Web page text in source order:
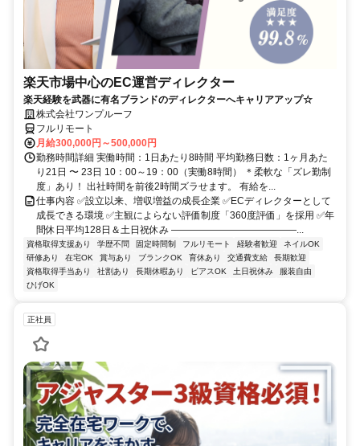
楽天市場中心のEC運営ディレクター
楽天経験を武器に有名ブランドのディレクターへキャリアアップ☆
株式会社ワンプルーフ
フルリモート
月給300,000円～500,000円
勤務時間詳細 実働時間：1日あたり8時間 平均勤務日数：1ヶ月あた
り21日 〜 23日 10：00～19：00（実働8時間） ＊柔軟な「ズレ勤制
度」あり！ 出社時間を前後2時間ズラせます。 有給を...
仕事内容 ✅設立以来、増収増益の成長企業 ✅ECディレクターとして
成長できる環境 ✅主観によらない評価制度「360度評価」を採用 ✅年
間休日平均128日＆土日祝休み ―――――――――――――...
資格取得支援あり 学歴不問 固定時間制 フルリモート 経験者歓迎
ネイルOK
研修あり
在宅OK 賞与あり ブランクOK 育休あり 交通費支給
長期歓迎
資格取得手当あり
社割あり 長期休暇あり ピアスOK 土日祝休み
服装自由
ひげOK
正社員